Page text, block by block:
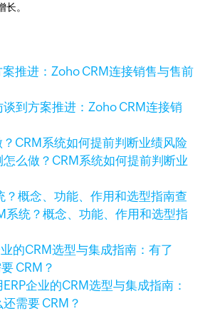
。
谈到方案推进：Zoho CRM连接销
怎么做？CRM系统如何提前判断业
查
系统？概念、功能、作用和选型指
企业的CRM选型与集成指南：
需要 CRM？